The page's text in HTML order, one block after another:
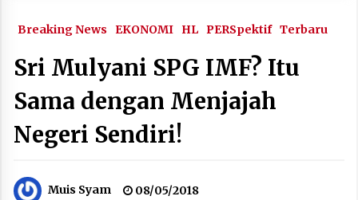
Breaking News EKONOMI HL PERSpektif Terbaru
Sri Mulyani SPG IMF? Itu
Sama dengan Menjajah
Negeri Sendiri!
Muis Syam 08/05/2018